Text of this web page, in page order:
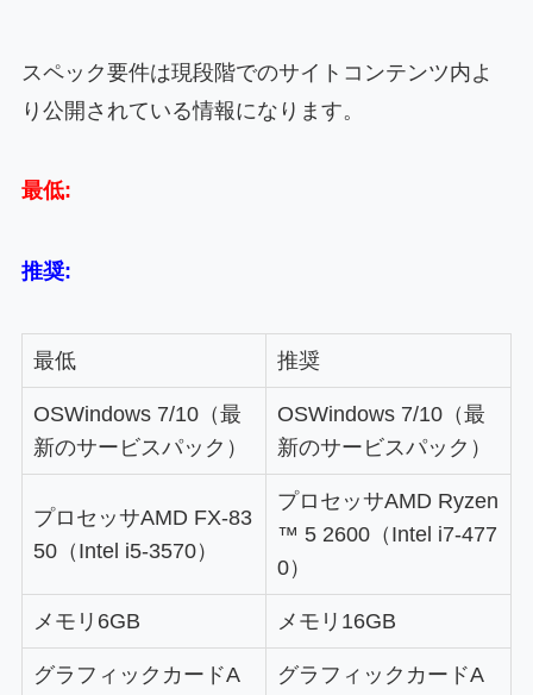
スペック要件は現段階でのサイトコンテンツ内よ
り公開されている情報になります。
最低:
推奨:
最低 推奨
OSWindows 7/10（最
新のサービスパック）
OSWindows 7/10（最
新のサービスパック）
プロセッサAMD FX-83
50（Intel i5-3570）
プロセッサAMD Ryzen
™ 5 2600（Intel i7-477
0）
メモリ 6GB メモリ 16GB
グラフィックカードA
グラフィックカードA